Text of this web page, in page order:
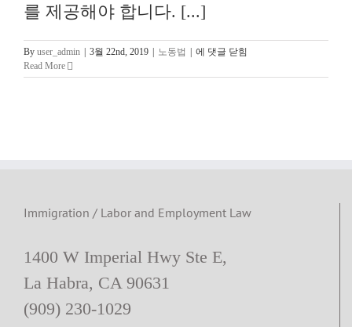
를 제공해야 합니다. [...]
By user_admin | 3월 22nd, 2019 | 노동법 | [OC
동
간
에 댓글 닫힘
Read More
Immigration / Labor and Employment Law
1400 W Imperial Hwy Ste E,
La Habra, CA 90631
(909) 230-1029